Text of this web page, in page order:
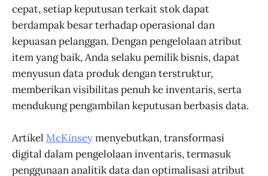
cepat, setiap keputusan terkait stok dapat
berdampak besar terhadap operasional dan
kepuasan pelanggan. Dengan pengelolaan atribut
item yang baik, Anda selaku pemilik bisnis, dapat
menyusun data produk dengan terstruktur,
memberikan visibilitas penuh ke inventaris, serta
mendukung pengambilan keputusan berbasis data.
Artikel McKinseymenyebutkan, transformasi
digital dalam pengelolaan inventaris, termasuk
penggunaan analitik data dan optimalisasi atribut